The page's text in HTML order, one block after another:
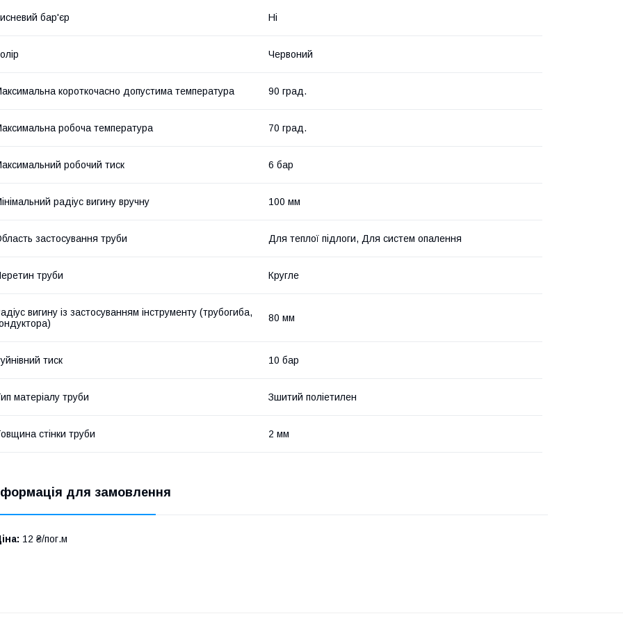
бар'єр Ні
Червоний
короткочасно допустима температура 90 град.
робоча температура 70 град.
робочий тиск 6 бар
радіус вигину вручну 100 мм
застосування труби Для теплої підлоги, Для систем опалення
труби Кругле
вигину із застосуванням інструменту (трубогиба,
80 мм
тиск 10 бар
матеріалу труби Зшитий поліетилен
стінки труби 2 мм
для замовлення
12 ₴/пог.м